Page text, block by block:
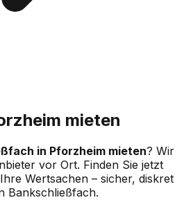
mieten
in Pforzheim mieten? Wir
vor Ort. Finden Sie jetzt
Wertsachen – sicher, diskret
Bankschließfach.